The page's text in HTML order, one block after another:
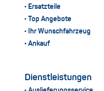
Ersatzteile
Top Angebote
Ihr Wunschfahrzeug
Ankauf
Dienstleistungen